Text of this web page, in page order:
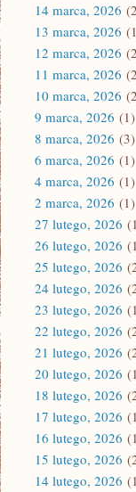
14 marca, 2026
13 marca, 2026
12 marca, 2026
11 marca, 2026
10 marca, 2026
9 marca, 2026 (1)
8 marca, 2026 (3)
6 marca, 2026 (1)
4 marca, 2026 (1)
2 marca, 2026 (1)
27 lutego, 2026
26 lutego, 2026
25 lutego, 2026
24 lutego, 2026
23 lutego, 2026
22 lutego, 2026
21 lutego, 2026
20 lutego, 2026
18 lutego, 2026
17 lutego, 2026
16 lutego, 2026
15 lutego, 2026
14 lutego, 2026